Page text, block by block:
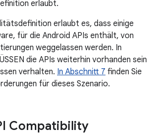
erlaubt.
erlaubt es, dass einige
für die Android APIs enthält, von
weggelassen werden. In
die APIs weiterhin vorhanden sein
verhalten. In Abschnitt 7 finden Sie
für dieses Szenario.
Compatibility